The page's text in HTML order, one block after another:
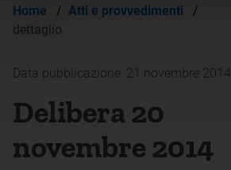
Home / Atti e provvedimenti
/
dettaglio
Data pubblicazione: 21 novembre 2014
Delibera 20
novembre 2014